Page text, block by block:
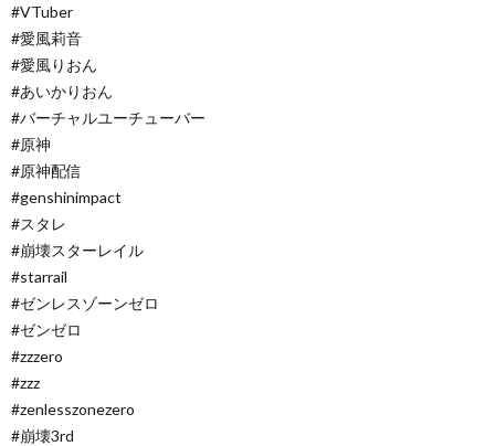
#VTuber
#愛風莉音
#愛風りおん
#あいかりおん
#バーチャルユーチューバー
#原神
#原神配信
#genshinimpact
#スタレ
#崩壊スターレイル
#starrail
#ゼンレスゾーンゼロ
#ゼンゼロ
#zzzero
#zzz
#zenlesszonezero
#崩壊3rd